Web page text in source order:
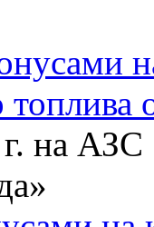
топлива
на АЗС